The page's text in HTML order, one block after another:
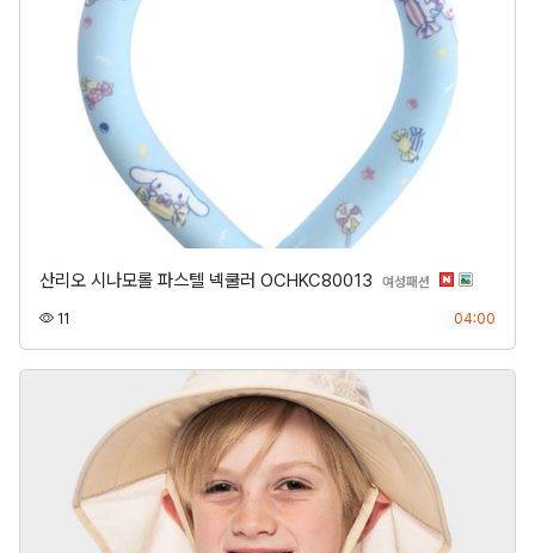
산리오 시나모롤 파스텔 넥쿨러 OCHKC80013 여성패션 분류
11 04:00